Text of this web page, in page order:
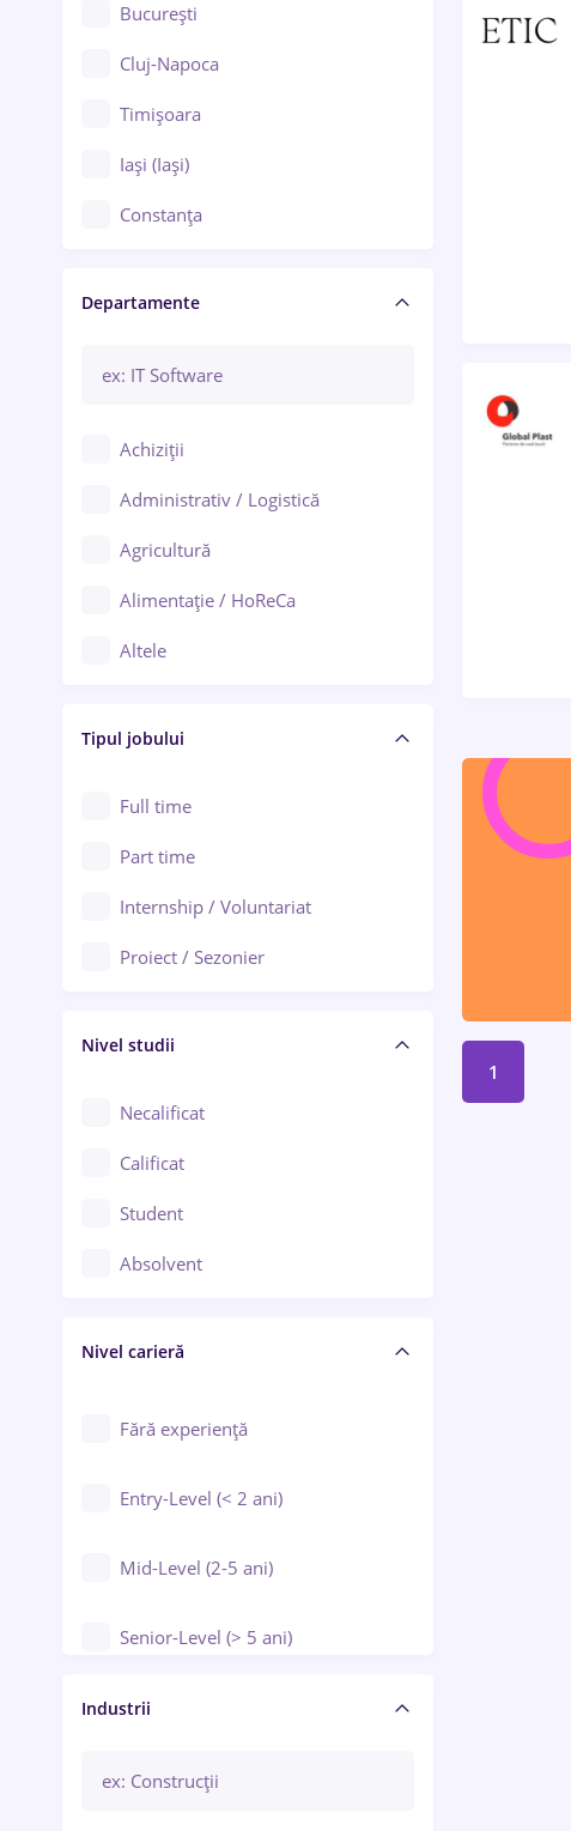
București
Cluj-Napoca
Timișoara
Iași (Iași)
Constanța
Brașov
Bacău
Galați (Galați)
Ploiești
Arad
Baia Mare
Bârlad
Bistrița (Bistrița-Năsăud)
Departamente
Achiziții
Administrativ / Logistică
Agricultură
Alimentație / HoReCa
Altele
Asigurări
Au pair / Babysitter / Curățenie
Audit / Consultanță
Auto / Echipamente
Automatizări
Cercetare - dezvoltare
Chimie / Biochimie
Confecții / Design vestimentar
Construcții / Instalații
Controlul calității
Educație / Training / Arte
Tipul jobului
Full time
Part time
Internship / Voluntariat
Proiect / Sezonier
Nivel studii
Necalificat
Calificat
Student
Absolvent
Nivel carieră
Fără experiență
Entry-Level (< 2 ani)
Mid-Level (2-5 ani)
Senior-Level (> 5 ani)
Manager / Executiv
Industrii
1